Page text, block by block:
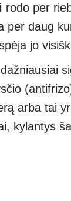
rodo per
per daug
jo
dažniausiai
arba tai
kylantys